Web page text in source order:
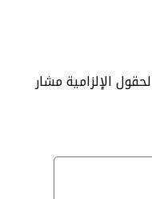
مشار